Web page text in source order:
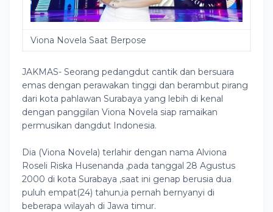
Viona Novela Saat Berpose
JAKMAS- Seorang pedangdut cantik dan bersuara
emas dengan perawakan tinggi dan berambut pirang
dari kota pahlawan Surabaya yang lebih di kenal
dengan panggilan Viona Novela siap ramaikan
permusikan dangdut Indonesia.
Dia (Viona Novela) terlahir dengan nama Alviona
Roseli Riska Husenanda ,pada tanggal 28 Agustus
2000 di kota Surabaya ,saat ini genap berusia dua
puluh empat(24) tahun,ia pernah bernyanyi di
beberapa wilayah di Jawa timur.